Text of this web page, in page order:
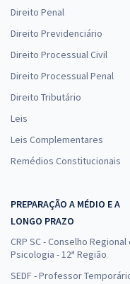
Direito Penal
Direito Previdenciário
Direito Processual Civil
Direito Processual Penal
Direito Tributário
Leis
Leis Complementares
Remédios Constitucionais
PREPARAÇÃO A MÉDIO E A
LONGO PRAZO
CRP SC - Conselho Regional
Psicologia - 12ª Região
SEDF - Professor